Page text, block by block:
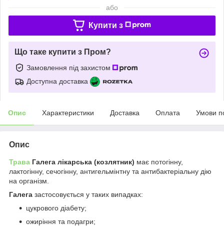
або
Купити з
Що таке купити з Пром?
Замовлення під захистом
Доступна доставка
Опис Характеристики Доставка Оплата Умови
Опис
Трава Галега лікарська (козлятник) має потогінну,
лактогінну, сечогінну, антигельмінтну та антибактеріальну дію
на організм.
Галега застосовується у таких випадках:
цукрового діабету;
ожиріння та подагри;